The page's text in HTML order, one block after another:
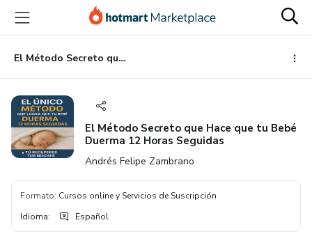
principal
página
de
página
El Método Secreto que Hace que tu Bebé Duerma 12 Horas Seguidas
El Método Secreto que Hace que tu Bebé
Duerma 12 Horas Seguidas
Andrés Felipe Zambrano
Formato: Cursos online y Servicios de Suscripción
Idioma: Español